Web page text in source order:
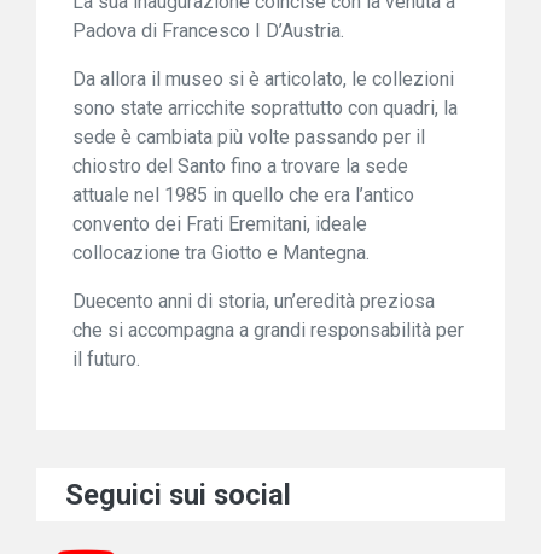
Padova di Francesco I D’Austria.
Da allora il museo si è articolato, le collezioni
sono state arricchite soprattutto con quadri, la
sede è cambiata più volte passando per il
chiostro del Santo fino a trovare la sede
attuale nel 1985 in quello che era l’antico
convento dei Frati Eremitani, ideale
collocazione tra Giotto e Mantegna.
Duecento anni di storia, un’eredità preziosa
che si accompagna a grandi responsabilità per
il futuro.
Seguici sui social